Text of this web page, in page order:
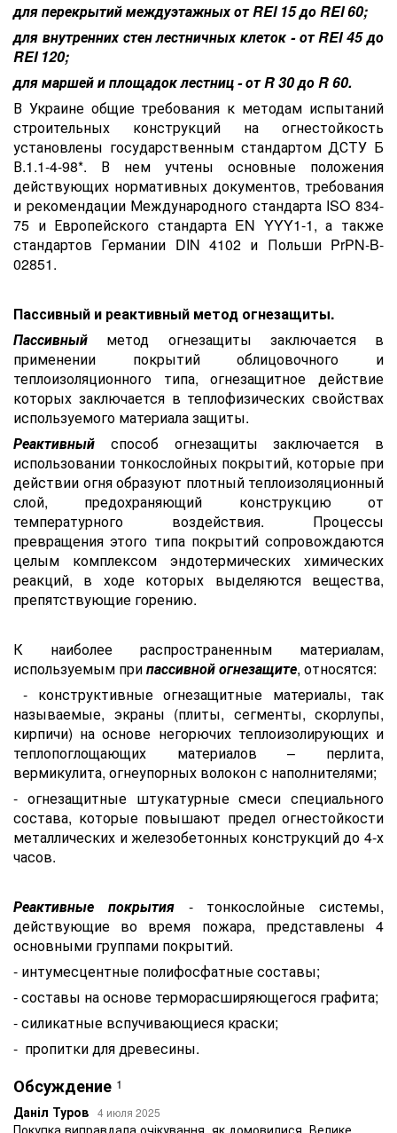
для перекрытий междуэтажных от REI 15 до REI 60;
для внутренних стен лестничных клеток - от REI 45 до
REI 120;
для маршей и площадок лестниц - от R 30 до R 60.
В Украине общие требования к методам испытаний
строительных конструкций на огнестойкость
установлены государственным стандартом ДСТУ Б
В.1.1-4-98*. В нем учтены основные положения
действующих нормативных документов, требования
и рекомендации Международного стандарта ISO 834-
75 и Европейского стандарта EN YYY1-1, а также
стандартов Германии DIN 4102 и Польши PrPN-B-
02851.
Пассивный и реактивный метод огнезащиты.
Пассивный метод огнезащиты заключается в
применении покрытий облицовочного и
теплоизоляционного типа, огнезащитное действие
которых заключается в теплофизических свойствах
используемого материала защиты.
Реактивный способ огнезащиты заключается в
использовании тонкослойных покрытий, которые при
действии огня образуют плотный теплоизоляционный
слой, предохраняющий конструкцию от
температурного воздействия. Процессы
превращения этого типа покрытий сопровождаются
целым комплексом эндотермических химических
реакций, в ходе которых выделяются вещества,
препятствующие горению.
К наиболее распространенным материалам,
используемым припассивной огнезащите, относятся:
- конструктивные огнезащитные материалы, так
называемые, экраны (плиты, сегменты, скорлупы,
кирпичи) на основе негорючих теплоизолирующих и
теплопоглощающих материалов – перлита,
вермикулита, огнеупорных волокон с наполнителями;
- огнезащитные штукатурные смеси специального
состава, которые повышают предел огнестойкости
металлических и железобетонных конструкций до 4-х
часов.
Реактивные покрытия- тонкослойные системы,
действующие во время пожара, представлены 4
основными группами покрытий.
- интумесцентные полифосфатные составы;
- составы на основе терморасширяющегося графита;
- силикатные вспучивающиеся краски;
- пропитки для древесины.
Обсуждение 1
Даніл Туров 4 июля 2025